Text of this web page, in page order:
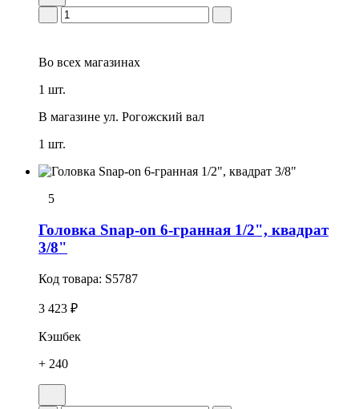
Во всех магазинах
1 шт.
В магазине ул. Рогожский вал
1 шт.
5
Головка Snap-on 6-гранная 1/2", квадрат
3/8"
Код товара: S5787
3 423 ₽
Кэшбек
+ 240